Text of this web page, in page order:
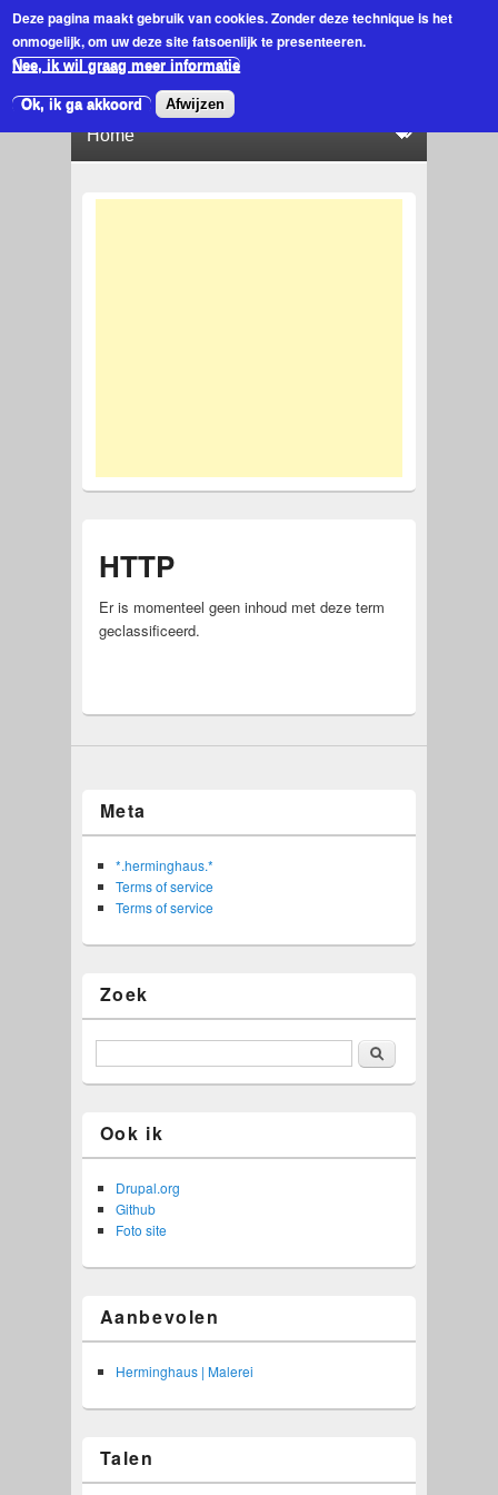
Deze pagina maakt gebruik van cookies.Zonder deze technique is het
onmogelijk, om uw deze site fatsoenlijk te presenteeren.
Nee, ik wil graag meer informatie
Ok, ik ga akkoord Afwijzen
HTTP
Er is momenteel geen inhoud met deze term
geclassificeerd.
Meta
*.herminghaus.*
Terms of service
Terms of service
Zoek
Zoeken
Ook ik
Drupal.org
Github
Foto site
Aanbevolen
Herminghaus | Malerei
Talen